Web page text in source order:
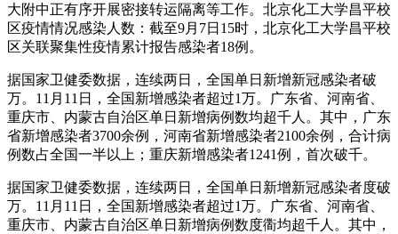
大附中正有序开展密接转运隔离等工作。北京化工大学昌平校
区疫情情况感染人数：截至9月7日15时，北京化工大学昌平校
区关联聚集性疫情累计报告感染者18例。
据国家卫健委数据，连续两日，全国单日新增新冠感染者破
万。11月11日，全国新增感染者超过1万。广东省、河南省、
重庆市、内蒙古自治区单日新增病例数均超千人。其中，广东
省新增感染者3700余例，河南省新增感染者2100余例，合计病
例数占全国一半以上；重庆新增感染者1241例，首次破千。
据国家卫健委数据，连续两日，全国单日新增新冠感染者度破
万。11月11日，全国新增感染者超过1万。广东省、河南省、
重庆市、内蒙古自治区单日新增病例数度衟均超千人。其中，